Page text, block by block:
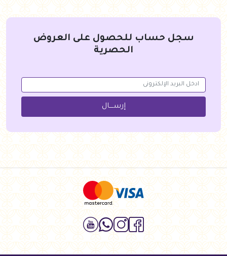
سجل حساب للحصول على العروض
الحصرية
إرســــال